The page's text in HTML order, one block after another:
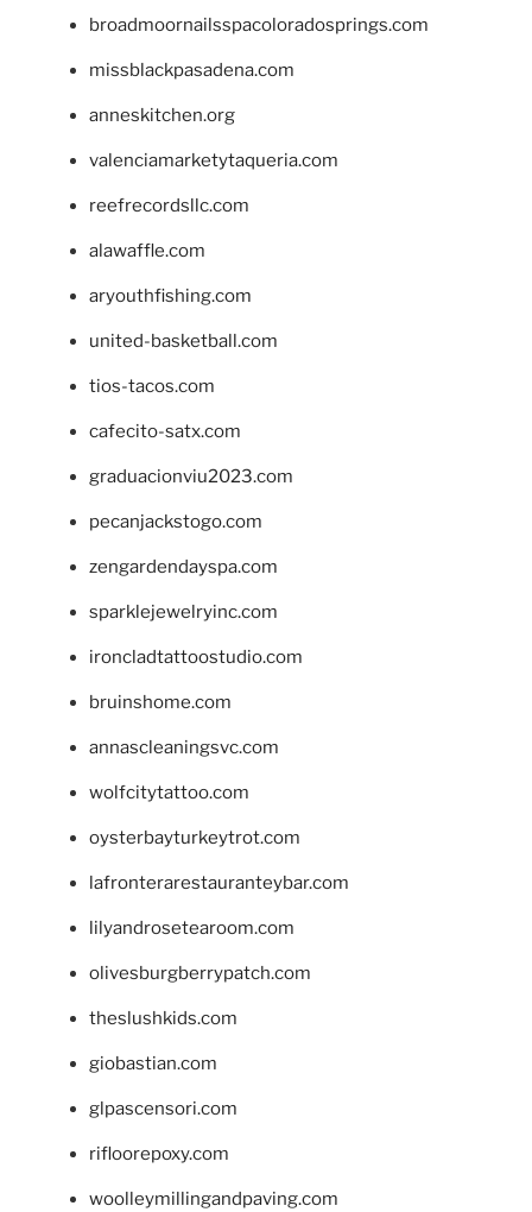
broadmoornailsspacoloradosprings.com
missblackpasadena.com
anneskitchen.org
valenciamarketytaqueria.com
reefrecordsllc.com
alawaffle.com
aryouthfishing.com
united-basketball.com
tios-tacos.com
cafecito-satx.com
graduacionviu2023.com
pecanjackstogo.com
zengardendayspa.com
sparklejewelryinc.com
ironcladtattoostudio.com
bruinshome.com
annascleaningsvc.com
wolfcitytattoo.com
oysterbayturkeytrot.com
lafronterarestauranteybar.com
lilyandrosetearoom.com
olivesburgberrypatch.com
theslushkids.com
giobastian.com
glpascensori.com
rifloorepoxy.com
woolleymillingandpaving.com